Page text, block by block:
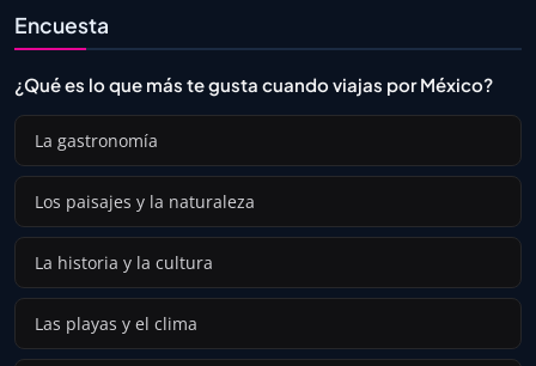
Encuesta
¿Qué es lo que más te gusta cuando viajas por México?
La gastronomía
Los paisajes y la naturaleza
La historia y la cultura
Las playas y el clima